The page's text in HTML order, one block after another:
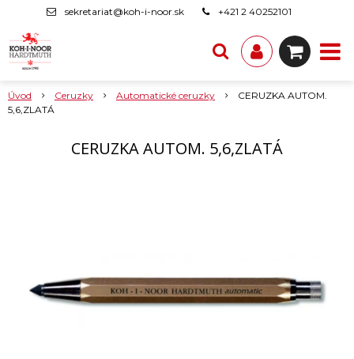
sekretariat@koh-i-noor.sk +421 2 40252101
Úvod Ceruzky Automatické ceruzky
CERUZKA AUTOM.
5,6,ZLATÁ
CERUZKA AUTOM. 5,6,ZLATÁ